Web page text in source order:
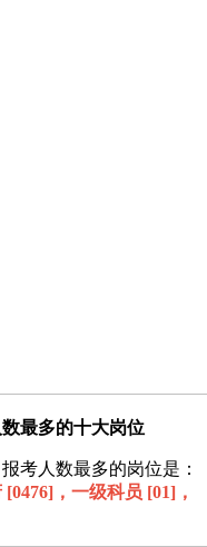
最多的十大岗位
人数最多的岗位是：
，一级科员 [01]，